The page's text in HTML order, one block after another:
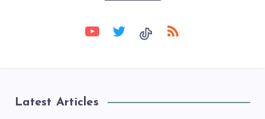
Latest Articles